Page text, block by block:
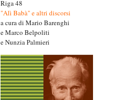
Riga 48
"Alì Babà" e altri discorsi
a cura di Mario Barenghi
e Marco Belpoliti
e Nunzia Palmieri